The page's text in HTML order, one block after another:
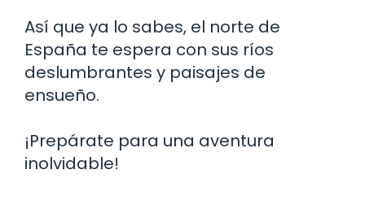
Así que ya lo sabes, el norte de
España te espera con sus ríos
deslumbrantes y paisajes de
ensueño.
¡Prepárate para una aventura
inolvidable!